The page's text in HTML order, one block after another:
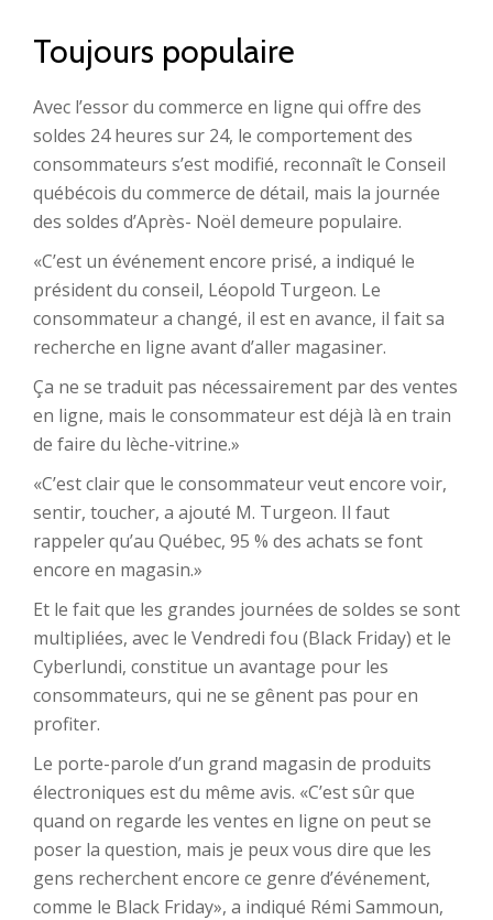
Toujours populaire
Avec l’essor du commerce en ligne qui offre des
soldes 24 heures sur 24, le comportement des
consommateurs s’est modifié, reconnaît le Conseil
québécois du commerce de détail, mais la journée
des soldes d’Après- Noël demeure populaire.
«C’est un événement encore prisé, a indiqué le
président du conseil, Léopold Turgeon. Le
consommateur a changé, il est en avance, il fait sa
recherche en ligne avant d’aller magasiner.
Ça ne se traduit pas nécessairement par des ventes
en ligne, mais le consommateur est déjà là en train
de faire du lèche-vitrine.»
«C’est clair que le consommateur veut encore voir,
sentir, toucher, a ajouté M. Turgeon. Il faut
rappeler qu’au Québec, 95 % des achats se font
encore en magasin.»
Et le fait que les grandes journées de soldes se sont
multipliées, avec le Vendredi fou (Black Friday) et le
Cyberlundi, constitue un avantage pour les
consommateurs, qui ne se gênent pas pour en
profiter.
Le porte-parole d’un grand magasin de produits
électroniques est du même avis. «C’est sûr que
quand on regarde les ventes en ligne on peut se
poser la question, mais je peux vous dire que les
gens recherchent encore ce genre d’événement,
comme le Black Friday», a indiqué Rémi Sammoun,